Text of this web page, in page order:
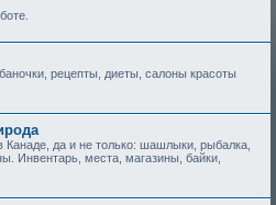
рецепты, диеты, салоны красоты
Канаде, да и не только: шашлыки, рыбалка,
Инвентарь, места, магазины, байки,